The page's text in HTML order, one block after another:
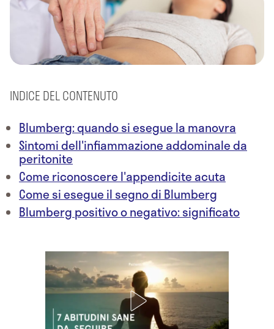
INDICE DEL CONTENUTO
Blumberg: quando si esegue la manovra
Sintomi dell'infiammazione addominale da
peritonite
Come riconoscere l'appendicite acuta
Come si esegue il segno di Blumberg
Blumberg positivo o negativo: significato